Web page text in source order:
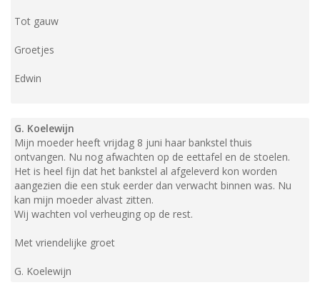
Tot gauw
Groetjes
Edwin
G. Koelewijn
Mijn moeder heeft vrijdag 8 juni haar bankstel thuis
ontvangen. Nu nog afwachten op de eettafel en de stoelen.
Het is heel fijn dat het bankstel al afgeleverd kon worden
aangezien die een stuk eerder dan verwacht binnen was. Nu
kan mijn moeder alvast zitten.
Wij wachten vol verheuging op de rest.
Met vriendelijke groet
G. Koelewijn